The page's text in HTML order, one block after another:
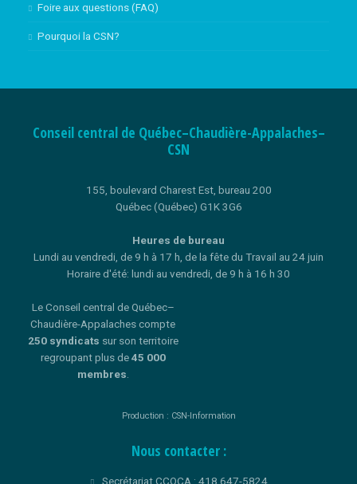
Foire aux questions (FAQ)
Pourquoi la CSN?
Conseil central de Québec–Chaudière-Appalaches–
CSN
155, boulevard Charest Est, bureau 200
Québec (Québec) G1K 3G6
Heures de bureau
Lundi au vendredi, de 9 h à 17 h, de la fête du Travail au 24 juin
Horaire d'été: lundi au vendredi, de 9 h à 16 h 30
Le Conseil central de Québec–
Chaudière-Appalaches compte
250 syndicats sur son territoire
regroupant plus de45 000
membres
Production : CSN-Information
Nous contacter :
Secrétariat CCQCA : 418 647-5824